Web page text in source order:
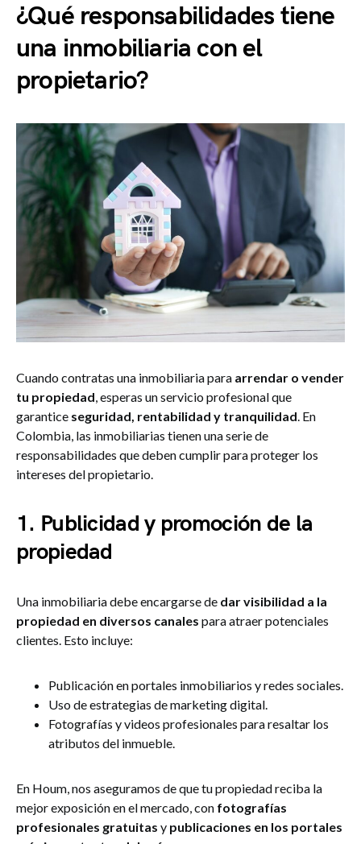
¿Qué responsabilidades tiene
una inmobiliaria con el
propietario?
Cuando contratas una inmobiliaria para arrendar o vender
tu propiedad, esperas un servicio profesional que
garantice seguridad, rentabilidad y tranquilidad. En
Colombia, las inmobiliarias tienen una serie de
responsabilidades que deben cumplir para proteger los
intereses del propietario.
1. Publicidad y promoción de la
propiedad
Una inmobiliaria debe encargarse de dar visibilidad a la
propiedad en diversos canales para atraer potenciales
clientes. Esto incluye:
Publicación en portales inmobiliarios y redes sociales.
Uso de estrategias de marketing digital.
Fotografías y videos profesionales para resaltar los
atributos del inmueble.
En Houm, nos aseguramos de que tu propiedad reciba la
mejor exposición en el mercado, con fotografías
profesionales gratuitas y publicaciones en los portales